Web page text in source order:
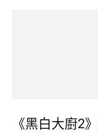
《黑白大廚2